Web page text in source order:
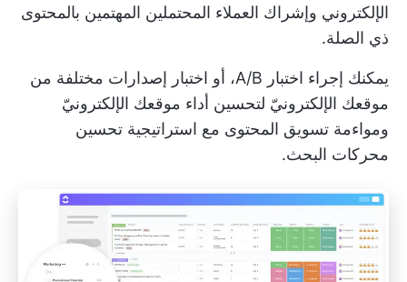
الإلكتروني وإشراك العملاء المحتملين المهتمين بالمحتوى
ذي الصلة.
يمكنك إجراء اختبار A/B، أو اختبار إصدارات مختلفة من
موقعك الإلكترونيّ لتحسين أداء موقعك الإلكترونيّ
ومواءمة تسويق المحتوى مع استراتيجية تحسين
محركات البحث.